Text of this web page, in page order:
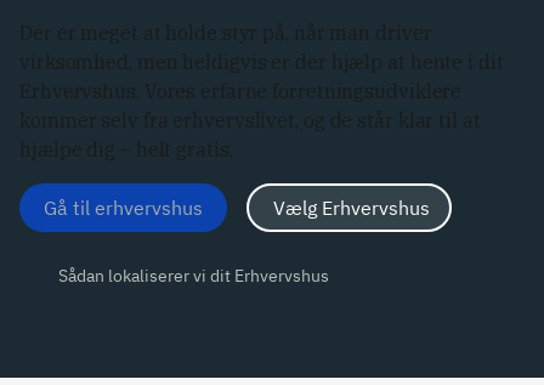
Der er meget at holde styr på, når man driver
virksomhed, men heldigvis er der hjælp at hente i dit
Erhvervshus. Vores erfarne forretningsudviklere
kommer selv fra erhvervslivet, og de står klar til at
hjælpe dig – helt gratis.
Gå til erhvervshus Vælg Erhvervshus
Sådan lokaliserer vi dit Erhvervshus